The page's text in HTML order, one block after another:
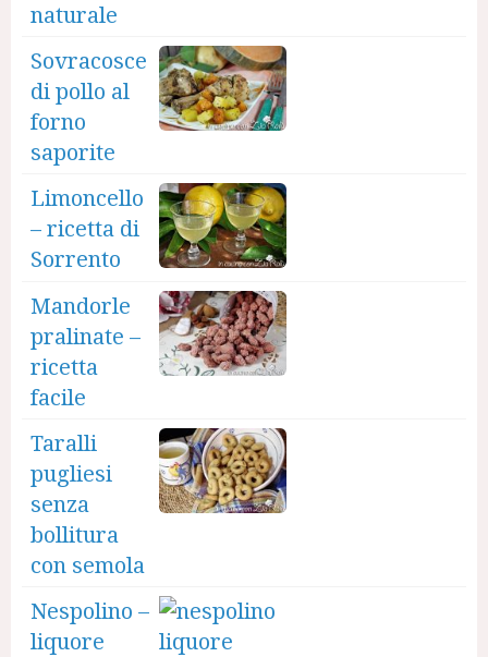
naturale
Sovracosce
di pollo al
forno
saporite
Limoncello
– ricetta di
Sorrento
Mandorle
pralinate –
ricetta
facile
Taralli
pugliesi
senza
bollitura
con semola
Nespolino –
liquore